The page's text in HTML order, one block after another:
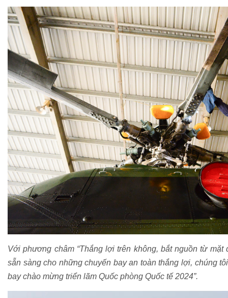
Với phương châm “Thắng lợi trên không, bắt nguồn từ
sẵn sàng cho những chuyến bay an toàn thắng lợi, chúng
bay chào mừng triển lãm Quốc phòng Quốc tế 2024”.